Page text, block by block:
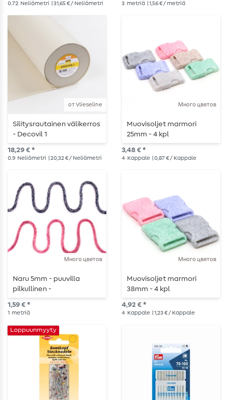
0.72 Neliömetri | 31,65 € / Neliömetri 3 metriä | 1,56 € / metriä
от Vlieseline
Silitysrautainen välikerros
- Decovil 1
18,29 € *
0.9 Neliömetri | 20,32 € / Neliömetri
Много цветов
Muovisoljet marmori
25mm - 4 kpl
3,48 € *
4 Kappale | 0,87 € / Kappale
Много цветов
Naru 5mm - puuvilla
pilkullinen -
metritavarana
1,59 € *
1 metriä
Много цветов
Muovisoljet marmori
38mm - 4 kpl
4,92 € *
4 Kappale | 1,23 € / Kappale
Loppuunmyyty